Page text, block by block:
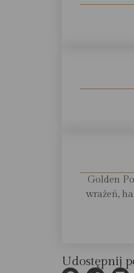
Golden
wrażeń,
Udostępnij